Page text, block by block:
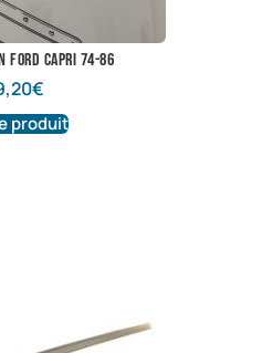
Ford Capri 74-86
€
produit